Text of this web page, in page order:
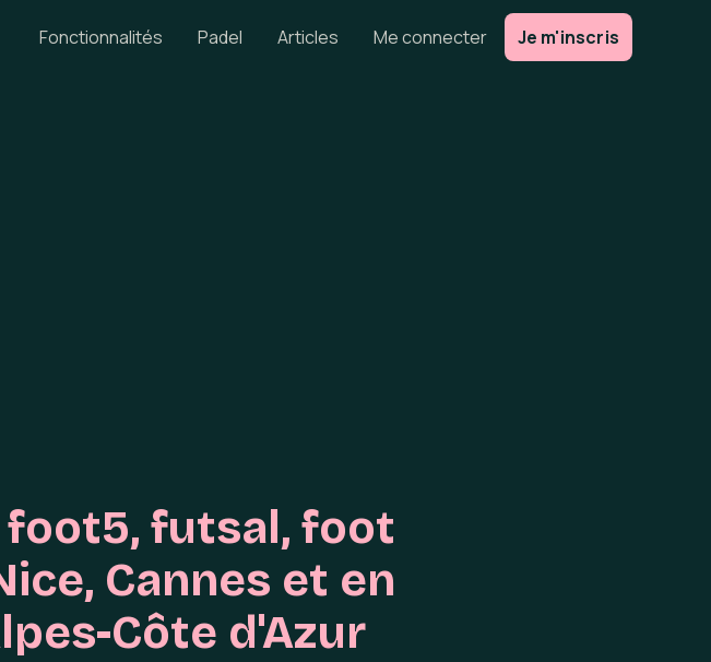
Fonctionnalités Padel Articles Me connecter Je m'inscris
futsal, foot
Cannes et en
Côte d'Azur